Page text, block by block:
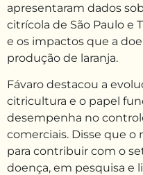
apresentaram dados
citrícola de São Paulo e
e os impactos que a
produção de laranja.
Fávaro destacou a
citricultura e o papel
desempenha no
comerciais. Disse que
para contribuir com o
doença, em pesquisa e